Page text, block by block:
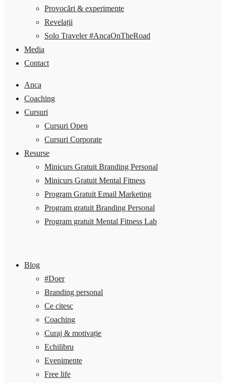
Provocări & experimente
Revelații
Solo Traveler #AncaOnTheRoad
Media
Contact
Anca
Coaching
Cursuri
Cursuri Open
Cursuri Corporate
Resurse
Minicurs Gratuit Branding Personal
Minicurs Gratuit Mental Fitness
Program Gratuit Email Marketing
Program gratuit Branding Personal
Program gratuit Mental Fitness Lab
Blog
#Doer
Branding personal
Ce citesc
Coaching
Curaj & motivație
Echilibru
Evenimente
Free life